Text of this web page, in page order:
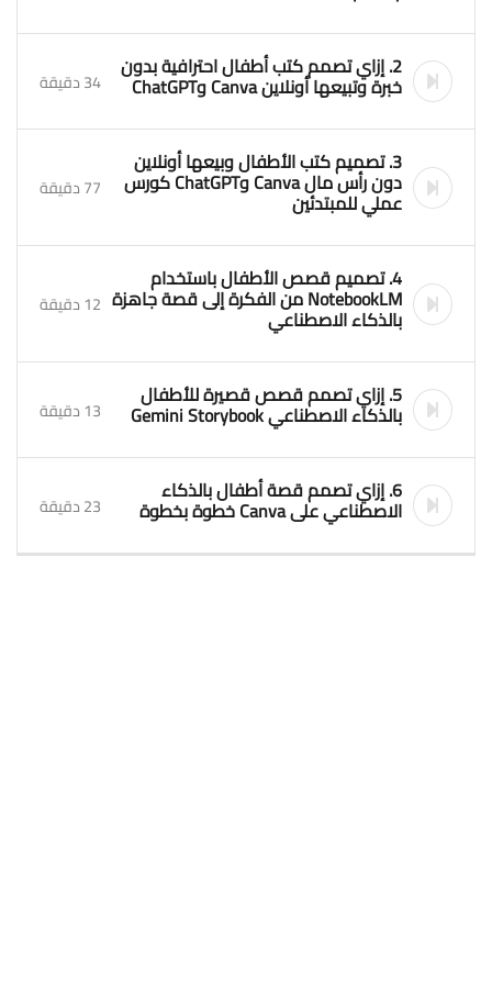
2. إزاي تصمم كتب أطفال احترافية بدون
خبرة وتبيعها أونلاين Canva وChatGPT 34 دقيقة
3. تصميم كتب الأطفال وبيعها أونلاين
دون رأس مال Canva وChatGPT كورس
عملي للمبتدئين 77 دقيقة
4. تصميم قصص الأطفال باستخدام
NotebookLM من الفكرة إلى قصة جاهزة
بالذكاء الاصطناعي 12 دقيقة
5. إزاي تصمم قصص قصيرة للأطفال
بالذكاء الاصطناعي Gemini Storybook 13 دقيقة
6. إزاي تصمم قصة أطفال بالذكاء
الاصطناعي على Canva خطوة بخطوة 23 دقيقة